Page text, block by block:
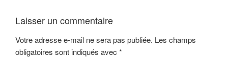
Laisser un commentaire
Votre adresse e-mail ne sera pas publiée. Les champs
obligatoires sont indiqués avec *